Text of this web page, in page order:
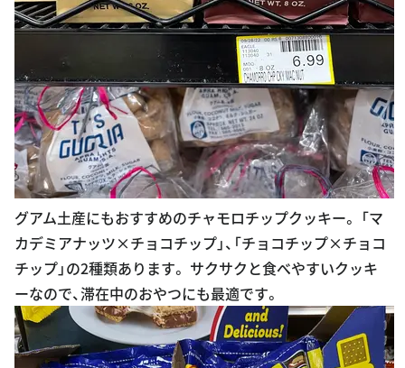
グアム土産にもおすすめのチャモロチップクッキー。 「マ
カデミアナッツ×チョコチップ」、「チョコチップ×チョコ
チップ」の2種類あります。 サクサクと食べやすいクッキ
ーなので、滞在中のおやつにも最適です。